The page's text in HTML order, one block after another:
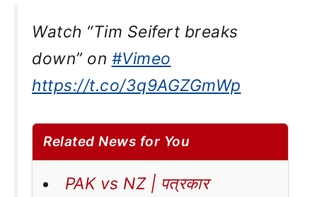
Watch “Tim Seifert breaks
down” on #Vimeo
https://t.co/3q9AGZGmWp
Related News for You
PAK vs NZ | पत्रकार